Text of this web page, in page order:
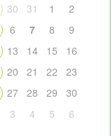
30 31 1
2
6 7 8
9
13 14 15
16
20 21 22
23
27 28 29
30
3 4 5 6